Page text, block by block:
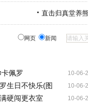
直击归真堂养
网页 新闻
10-06-
佩罗
10-06-
生日不快乐(图
10-06-
硬闯更衣室